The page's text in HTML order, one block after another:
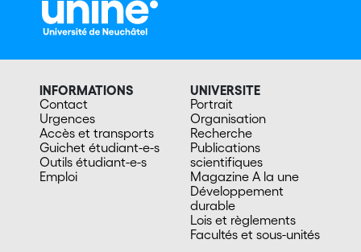
INFORMATIONS
Contact
Urgences
Accès et transports
Guichet étudiant-e-s
Outils étudiant-e-s
Emploi
UNIVERSITE
Portrait
Organisation
Recherche
Publications
scientifiques
Magazine A la une
Développement
durable
Lois et règlements
Facultés et sous-unités